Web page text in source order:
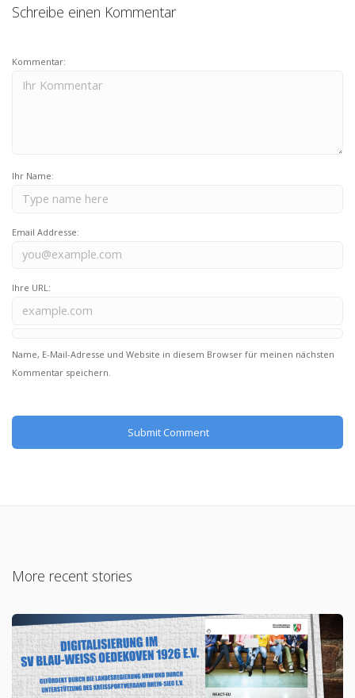
Schreibe einen Kommentar
Kommentar:
Ihr Name:
Email Addresse:
Ihre URL:
Name, E-Mail-Adresse und Website in diesem Browser für meinen nächsten
Kommentar speichern.
More recent stories